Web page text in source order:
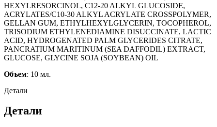
HEXYLRESORCINOL, C12-20 ALKYL GLUCOSIDE,
ACRYLATES/C10-30 ALKYL ACRYLATE CROSSPOLYMER,
GELLAN GUM, ETHYLHEXYLGLYCERIN, TOCOPHEROL,
TRISODIUM ETHYLENEDIAMINE DISUCCINATE, LACTIC
ACID, HYDROGENATED PALM GLYCERIDES CITRATE,
PANCRATIUM MARITINUM (SEA DAFFODIL) EXTRACT,
GLUCOSE, GLYCINE SOJA (SOYBEAN) OIL
Объем: 10 мл.
Детали
Детали